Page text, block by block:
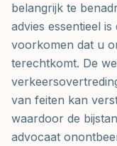
belangrijk te
advies essentieel
voorkomen dat u
terechtkomt. De
van feiten kan
waardoor de
advocaat